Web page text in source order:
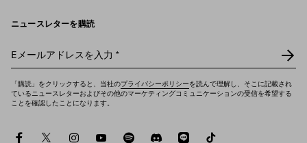
ニュースレターを購読
Eメールアドレスを入力 *
「購読」をクリックすると、当社のプライバシーポリシーを読んで理解し、そこに記載され
ているニュースレターおよびその他のマーケティングコミュニケーションの受信を希望する
ことを確認したことになります。
facebooktwitterinstagramyoutubespotifydiscord
line